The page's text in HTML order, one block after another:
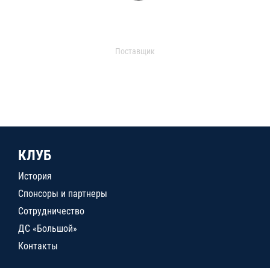
Поставщик
КЛУБ
История
Спонсоры и партнеры
Сотрудничество
ДС «Большой»
Контакты